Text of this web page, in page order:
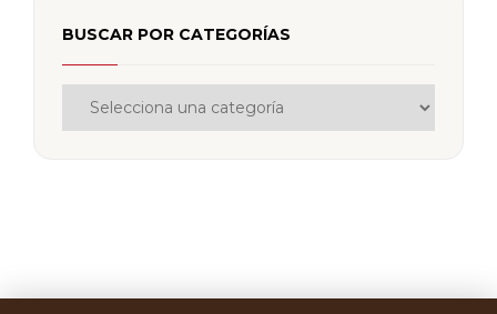
BUSCAR POR CATEGORÍAS